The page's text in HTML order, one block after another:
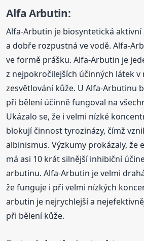
Alfa Arbutin:
Alfa-Arbutin je biosyntetická aktivní
a dobře rozpustná ve vodě. Alfa-
ve formě prášku. Alfa-Arbutin je
z nejpokročilejších účinných látek
zesvětlování kůže. U Alfa-Arbutinu
při bělení účinně fungoval na
Ukázalo se, že i velmi nízké
blokují činnost tyrozinázy, čímž
albinismus. Výzkumy prokázaly, že
má asi 10 krát silnější inhibiční
arbutinu. Alfa-Arbutin je velmi
že funguje i při velmi nízkých
arbutin je nejrychlejší a
při bělení kůže.